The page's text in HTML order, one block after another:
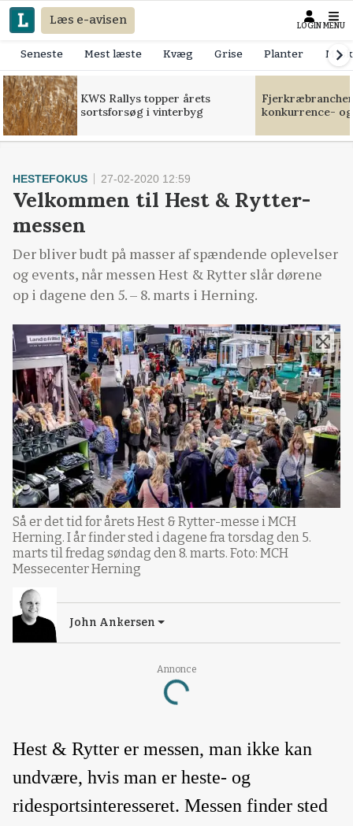
Læs e-avisen LOGIN MENU
Seneste Mest læste Kvæg Grise Planter
KWS Rallys topper årets
sortsforsøg i vinterbyg
konkurrence-
Annonce
Loading...
HESTEFOKUS 27-02-2020 12:59
Velkommen til Hest & Rytter-
messen
Der bliver budt på masser af spændende oplevelser
og events, når messen Hest & Rytter slår dørene
op i dagene den 5. – 8. marts i Herning.
Så er det tid for årets Hest & Rytter-messe i MCH
Herning. I år finder sted i dagene fra torsdag den 5.
marts til fredag søndag den 8. marts. Foto: MCH
Messecenter Herning
John Ankersen
Hest & Rytter er messen, man ikke kan
undvære, hvis man er heste- og
ridesportsinteresseret. Messen finder sted